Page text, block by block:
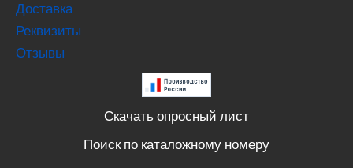
Доставка
Реквизиты
Отзывы
Скачать опросный лист
Поиск по каталожному номеру